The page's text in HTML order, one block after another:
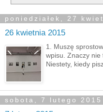
poniedziałek, 27
26 kwietnia 2015
1. Muszę
wpisu. Znaczy nie
Niestety, kiedy
sobota, 7 lutego 2015